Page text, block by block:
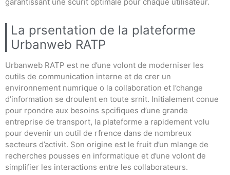
La prsentation de la plateforme
Urbanweb RATP
Urbanweb RATP est ne d’une volont de moderniser les
outils de communication interne et de crer un
environnement numrique o la collaboration et l’change
d’information se droulent en toute srnit. Initialement conue
pour rpondre aux besoins spcifiques d’une grande
entreprise de transport, la plateforme a rapidement volu
pour devenir un outil de rfrence dans de nombreux
secteurs d’activit. Son origine est le fruit d’un mlange de
recherches pousses en informatique et d’une volont de
simplifier les interactions entre les collaborateurs.